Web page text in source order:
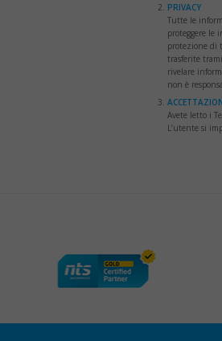
PRIVACY
Tutte le
proteggere le
protezione di
trasferite
rivelare
non è
Avete letto i
L’utente si